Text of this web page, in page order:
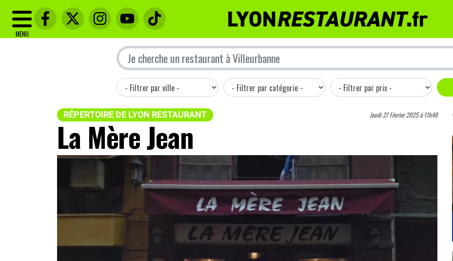
MENU
RÉPERTOIRE DE LYON RESTAURANT Jeudi 27 Février 2025 à 11h48
La Mère Jean